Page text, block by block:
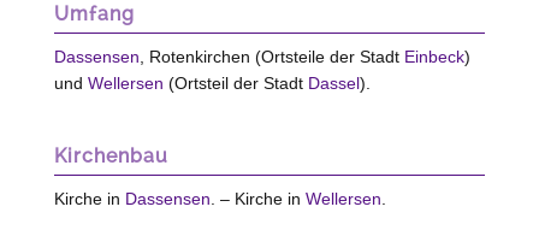
Umfang
Dassensen , Rotenkirchen (Ortsteile der Stadt Einbeck)
und Wellersen (Ortsteil der Stadt Dassel).
Kirchenbau
Kirche in Dassensen . – Kirche in Wellersen